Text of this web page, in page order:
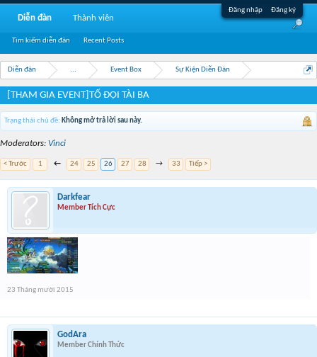
Đăng nhập Đăng ký
Diễn đàn ... Event Box Sự Kiện Diễn Đàn
[THAM GIA EVENT]TỔ ĐỘI TÀI BA
Trạng thái chủ đề: Không mở trả lời sau này.
Moderators: Vinci
< Trước 1 ← 24 25 26 27 28 → 33 Tiếp >
Darkfear
Member Tích Cực
23 Tháng mười 2015
GodAra
Member Chính Thức
Diễn đàn
Tìm kiếm diễn đàn Recent Posts
Thành viên